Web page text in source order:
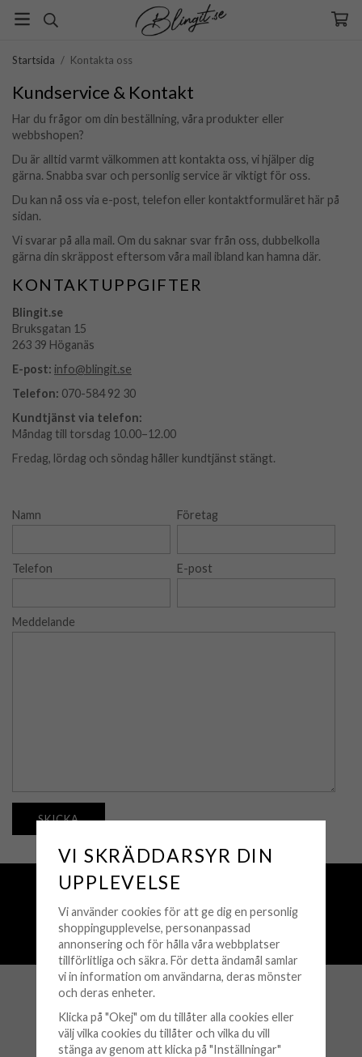
Startsida / Kontakta oss
Kundservice & Kontakt
Har du frågor om din beställning, våra produkter eller
webbshopen?
Du är alltid varmt välkommen att kontakta oss, vi hjälper dig
gärna. Snabba svar och personlig service är viktigt för oss.
Du kan nå oss via e-post, telefon eller kontaktformuläret här på
sidan.
Vi svarar på alla mail. Om du saknar svar från oss, dubbelkolla
gärna din skräppost eftersom våra mail ibland kan hamna där.
KONTAKTUPPGIFTER
Blingit.se
Bruksgatan 15
263 39 Höganäs
E-post: info@blingit.se
Telefon: 070-584 92 30
Kundtjänst via telefon:
Måndag till torsdag 10.00–12.00
Fredag, lördag och söndag håller kundtjänst stängt.
Namn Företag
Telefon E-post
Meddelande
Fri frakt över 500 kr
250 000+ nöjda kunder sedan 2008
Öppet köp 30 dagar
Köpvillkor
VI SKRÄDDARSYR DIN
UPPLEVELSE
Vi använder cookies för att ge dig en personlig
shoppingupplevelse, personanpassad
annonsering och för hålla våra webbplatser
tillförlitliga och säkra. För detta ändamål samlar
vi in information om användarna, deras mönster
och deras enheter.
Klicka på "Okej" om du tillåter alla cookies eller
välj vilka cookies du tillåter och vilka du vill
stänga av genom att klicka på "Inställningar"